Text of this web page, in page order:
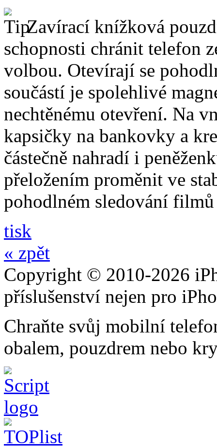
Zavírací knížková
schopnosti chránit telefon
volbou. Otevírají se
součástí je spolehlivé
nechtěnému otevření. Na
kapsičky na bankovky a
částečně nahradí i
přeložením proměnit ve
pohodlném sledování
tisk
« zpět
Copyright © 2010-2026
příslušenství nejen pro
Chraňte svůj mobilní
obalem, pouzdrem nebo